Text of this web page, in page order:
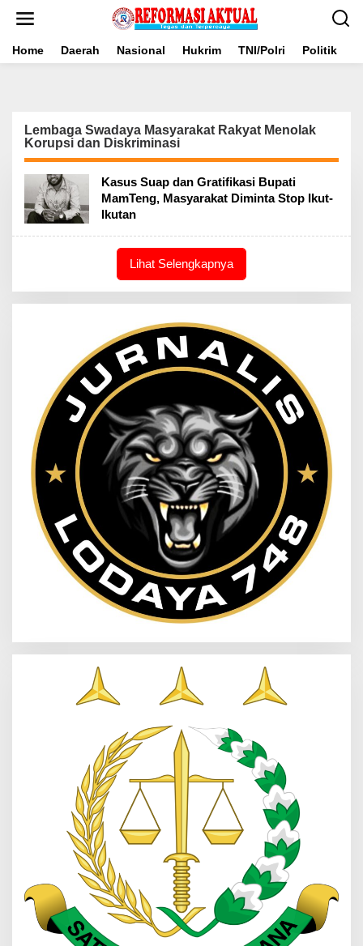
Home Daerah Nasional Hukrim TNI/Polri Politik
Lembaga Swadaya Masyarakat Rakyat Menolak
Korupsi dan Diskriminasi
Kasus Suap dan Gratifikasi Bupati
MamTeng, Masyarakat Diminta Stop Ikut-
Ikutan
Lihat Selengkapnya